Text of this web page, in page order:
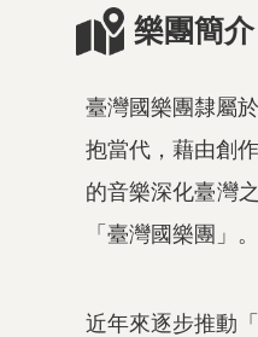
樂團簡介
臺灣國樂團隸屬
抱當代，藉由創
的音樂深化臺灣
「臺灣國樂團」。
近年來逐步推動